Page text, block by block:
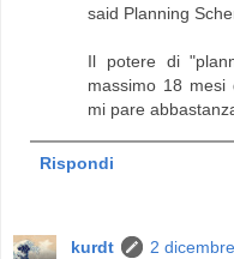
said Planning
Il potere di
massimo 18
mi pare
Rispondi
kurdt
2